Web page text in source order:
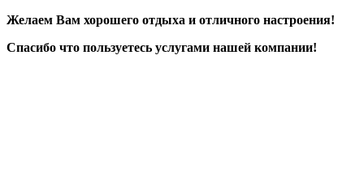
Желаем Вам хорошего отдыха и отличного настроения!
Спасибо что пользуетесь услугами нашей компании!